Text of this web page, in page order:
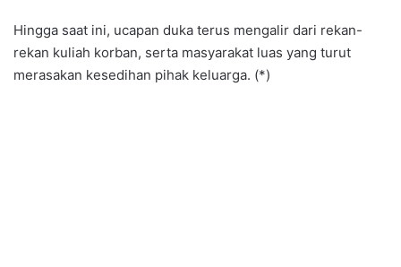
Hingga saat ini, ucapan duka terus mengalir dari rekan-
rekan kuliah korban, serta masyarakat luas yang turut
merasakan kesedihan pihak keluarga. (*)